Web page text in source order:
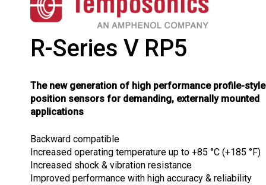
R-Series V RP5
The new generation of high performance profile-style
position sensors for demanding, externally mounted
applications
Backward compatible
Increased operating temperature up to +85 °C (+185 °F)
Increased shock & vibration resistance
Improved performance with high accuracy & reliability